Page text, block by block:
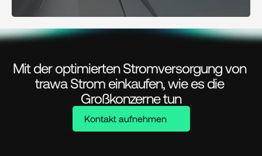
Mit der optimierten Stromversorgung von
trawa Strom einkaufen, wie es die
Großkonzerne tun
Kontakt aufnehmen